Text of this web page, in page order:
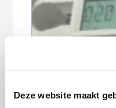
Deze website maakt
meterstanden